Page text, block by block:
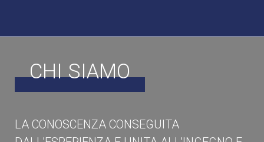
CHI SIAMO
LA CONOSCENZA CONSEGUITA